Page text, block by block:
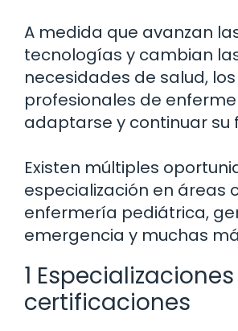
A medida que avanzan
tecnologías y cambian
necesidades de salud, los
profesionales de
adaptarse y continuar su
Existen múltiples
especialización en áreas
enfermería pediátrica,
emergencia y muchas
1
certificaciones